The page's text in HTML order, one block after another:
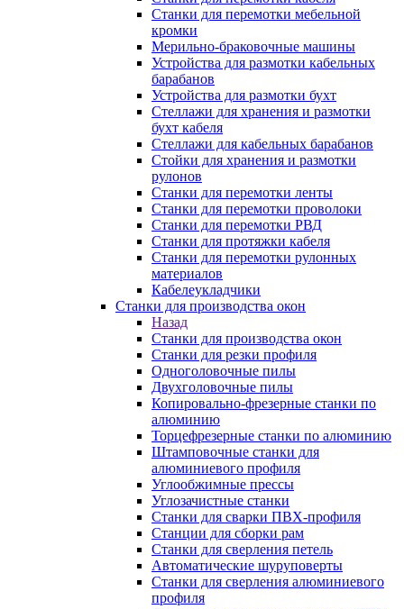
Станки для перемотки мебельной
кромки
Мерильно-браковочные машины
Устройства для размотки кабельных
барабанов
Устройства для размотки бухт
Стеллажи для хранения и размотки
бухт кабеля
Стеллажи для кабельных барабанов
Стойки для хранения и размотки
рулонов
Станки для перемотки ленты
Станки для перемотки проволоки
Станки для перемотки РВД
Станки для протяжки кабеля
Станки для перемотки рулонных
материалов
Кабелеукладчики
Станки для производства окон
Назад
Станки для производства окон
Станки для резки профиля
Одноголовочные пилы
Двухголовочные пилы
Копировально-фрезерные станки по
алюминию
Торцефрезерные станки по алюминию
Штамповочные станки для
алюминиевого профиля
Углообжимные прессы
Углозачистные станки
Станки для сварки ПВХ-профиля
Станции для сборки рам
Станки для сверления петель
Автоматические шуруповерты
Станки для сверления алюминиевого
профиля